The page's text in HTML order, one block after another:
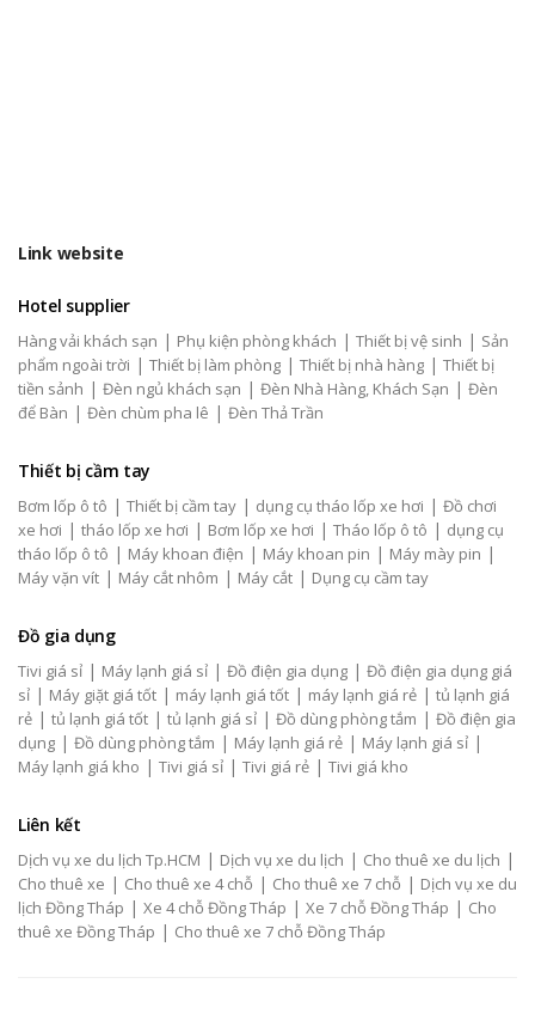
Link website
Hotel supplier
Hàng vải khách sạn | Phụ kiện phòng khách | Thiết bị vệ sinh | Sản
phẩm ngoài trời | Thiết bị làm phòng | Thiết bị nhà hàng | Thiết bị
tiền sảnh | Đèn ngủ khách sạn | Đèn Nhà Hàng, Khách Sạn | Đèn
để Bàn | Đèn chùm pha lê | Đèn Thả Trần
Thiết bị cầm tay
Bơm lốp ô tô | Thiết bị cầm tay | dụng cụ tháo lốp xe hơi | Đồ chơi
xe hơi | tháo lốp xe hơi | Bơm lốp xe hơi | Tháo lốp ô tô | dụng cụ
tháo lốp ô tô | Máy khoan điện | Máy khoan pin | Máy mày pin |
Máy vặn vít | Máy cắt nhôm | Máy cắt | Dụng cụ cầm tay
Đồ gia dụng
Tivi giá sỉ | Máy lạnh giá sỉ | Đồ điện gia dụng | Đồ điện gia dụng giá
sỉ | Máy giặt giá tốt | máy lạnh giá tốt | máy lạnh giá rẻ | tủ lạnh giá
rẻ | tủ lạnh giá tốt | tủ lạnh giá sỉ | Đồ dùng phòng tắm | Đồ điện gia
dụng | Đồ dùng phòng tắm | Máy lạnh giá rẻ | Máy lạnh giá sỉ |
Máy lạnh giá kho | Tivi giá sỉ | Tivi giá rẻ | Tivi giá kho
Liên kết
Dịch vụ xe du lịch Tp.HCM | Dịch vụ xe du lịch | Cho thuê xe du lịch |
Cho thuê xe | Cho thuê xe 4 chỗ | Cho thuê xe 7 chỗ | Dịch vụ xe du
lịch Đồng Tháp | Xe 4 chỗ Đồng Tháp | Xe 7 chỗ Đồng Tháp | Cho
thuê xe Đồng Tháp | Cho thuê xe 7 chỗ Đồng Tháp